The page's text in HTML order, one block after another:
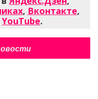
, Вконтакте,
YouTube.